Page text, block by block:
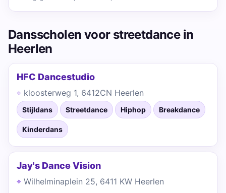
Dansscholen voor streetdance in
Heerlen
HFC Dancestudio
kloosterweg 1, 6412CN Heerlen
Stijldans Streetdance Hiphop Breakdance
Kinderdans
Jay's Dance Vision
Wilhelminaplein 25, 6411 KW Heerlen